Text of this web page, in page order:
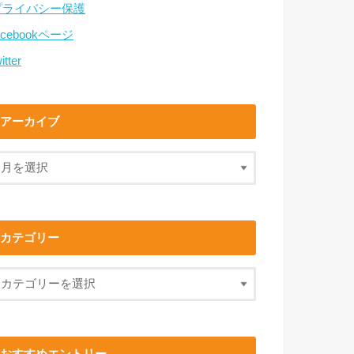
ライバシー保護
ページ
アーカイブ
カテゴリー